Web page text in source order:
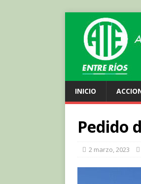
INICIO
Pedido
2 marzo, 2023